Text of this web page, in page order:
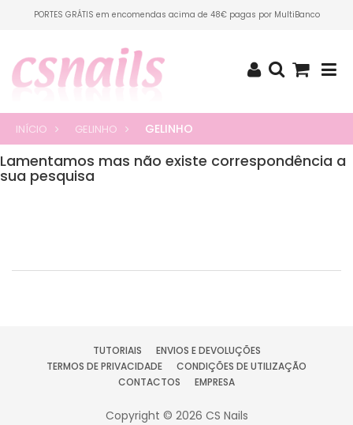
PORTES GRÁTIS em encomendas acima de 48€ pagas por MultiBanco
INÍCIO GELINHO GELINHO
Lamentamos mas não existe correspondência a
sua pesquisa
TUTORIAIS
ENVIOS E DEVOLUÇÕES
TERMOS DE PRIVACIDADE
CONDIÇÕES DE UTILIZAÇÃO
CONTACTOS
EMPRESA
Copyright © 2026 CS Nails